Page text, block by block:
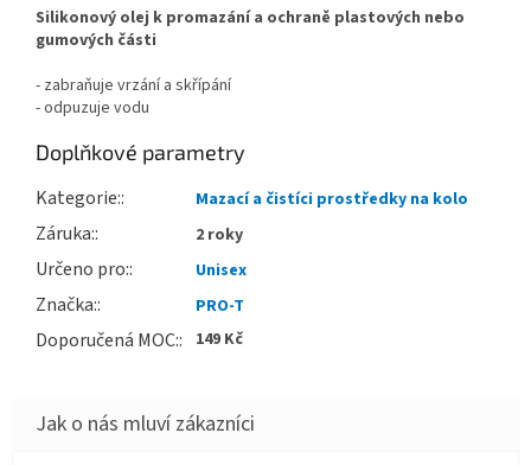
Silikonový olej k promazání a ochraně plastových nebo
gumových části
- zabraňuje vrzání a skřípání
- odpuzuje vodu
Doplňkové parametry
Kategorie: Mazací a čistíci prostředky na kolo
Záruka: 2 roky
Určeno pro: Unisex
Značka: PRO-T
Doporučená MOC: 149 Kč